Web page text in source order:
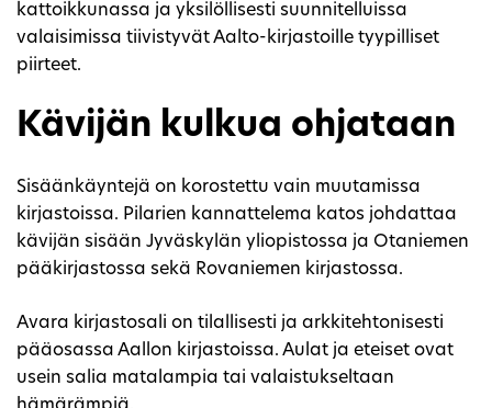
kattoikkunassa ja yksilöllisesti suunnitelluissa
valaisimissa tiivistyvät Aalto-kirjastoille tyypilliset
piirteet.
Kävijän kulkua ohjataan
Sisäänkäyntejä on korostettu vain muutamissa
kirjastoissa. Pilarien kannattelema katos johdattaa
kävijän sisään Jyväskylän yliopistossa ja Otaniemen
pääkirjastossa sekä Rovaniemen kirjastossa.
Avara kirjastosali on tilallisesti ja arkkitehtonisesti
pääosassa Aallon kirjastoissa. Aulat ja eteiset ovat
usein salia matalampia tai valaistukseltaan